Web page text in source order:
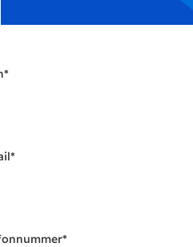
*
*
*